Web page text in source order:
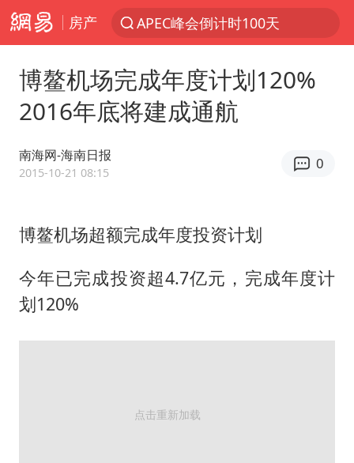
房产
APEC峰会倒计时100天
众星发文悼念秦焰
苏州河水抢排翻泄至黄浦江
辽宁28名务农人员中暑死亡？官方辟谣
费大厨不自称“大王”了
博鳌机场完成年度计划120%
2016年底将建成通航
南海网-海南日报
2015-10-21 08:15
0
博鳌机场超额完成年度投资计划
今年已完成投资超4.7亿元，完成年度计
划120%